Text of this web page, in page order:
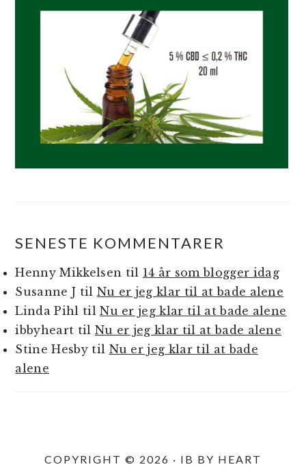
SENESTE KOMMENTARER
Henny Mikkelsen til 14 år som blogger idag
Susanne J til Nu er jeg klar til at bade alene
Linda Pihl tilNu er jeg klar til at bade alene
ibbyheart til Nu er jeg klar til at bade alene
Stine Hesbytil Nu er jeg klar til at bade
alene
COPYRIGHT © 2026 · IB BY HEART